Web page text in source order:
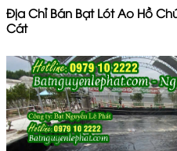
Địa Chỉ Bán Bạt Lót Ao Hồ
Cát